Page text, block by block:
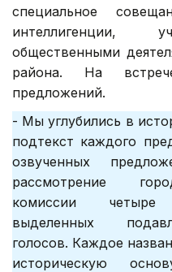
специальное
интеллигенции,
общественными
района. На
предложений.
- Мы углубились в
подтекст каждого
озвученных
рассмотрение
комиссии
выделенных
голосов. Каждое
историческую